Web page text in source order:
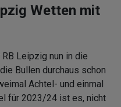
Wetten mit
Leipzig nun in die
Bullen durchaus schon
Achtel- und einmal
für 2023/24 ist es, nicht